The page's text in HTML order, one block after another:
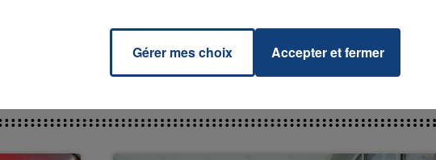
Gérer mes choix Accepter et fermer